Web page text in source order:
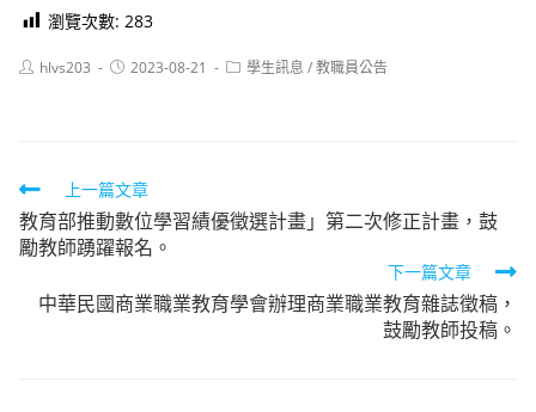
瀏覽次數: 283
Posthlvs203
Post2023-08-21
Post學生訊息 /教職員公告
Read
more
articles
上一篇文章
教育部推動數位學習績優徵選計畫」第二次修正計畫，鼓
勵教師踴躍報名。
下一篇文章
中華民國商業職業教育學會辦理商業職業教育雜誌徵稿，
鼓勵教師投稿。